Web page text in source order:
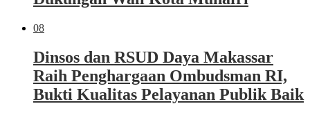
08
Dinsos dan RSUD Daya Makassar
Raih Penghargaan Ombudsman RI,
Bukti Kualitas Pelayanan Publik Baik